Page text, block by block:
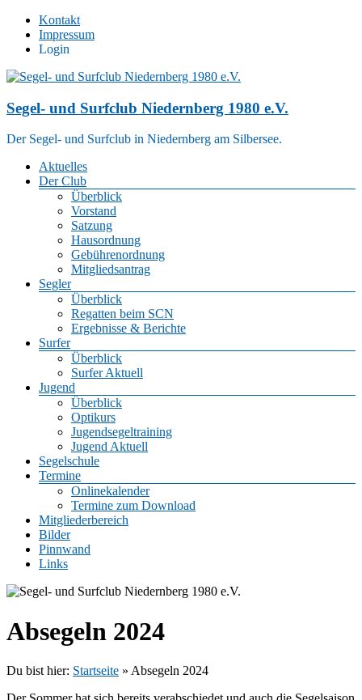
Zum
Inhalt
springen
Kontakt
Impressum
Login
Segel- und Surfclub Niedernberg 1980 e.V.
Der Segel- und Surfclub in Niedernberg am Silbersee.
Menü
Aktuelles
Der Club
Überblick
Vorstand
Satzung
Hausordnung
Gebührenordnung
Mitgliedsantrag
Segler
Überblick
Regatten beim SCN
Ergebnisse & Berichte
Surfer
Überblick
Surfer Aktuell
Jugend
Überblick
Optikurs
Jugendsegeltraining
Jugend Aktuell
Segelschule
Termine
Onlinekalender
Termine zum Download
Mitgliederbereich
Bilder
Pinnwand
Links
Absegeln 2024
Du bist hier: Startseite » Absegeln 2024